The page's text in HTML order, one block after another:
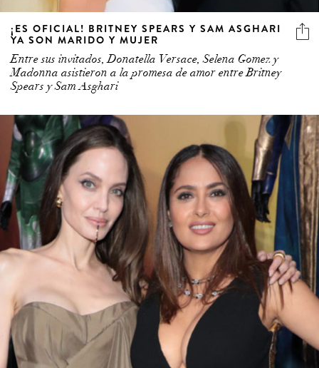
¡ES OFICIAL! BRITNEY SPEARS Y SAM ASGHARI
YA SON MARIDO Y MUJER
Entre sus invitados, Donatella Versace, Selena Gomez y
Madonna asistieron a la promesa de amor entre Britney
Spears y Sam Asghari